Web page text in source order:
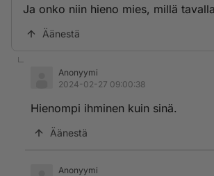
Ja onko niin hieno mies, millä
Äänestä
Anonyymi
2024-02-27 09:00:38
Hienompi ihminen kuin sinä.
Äänestä
Anonyymi